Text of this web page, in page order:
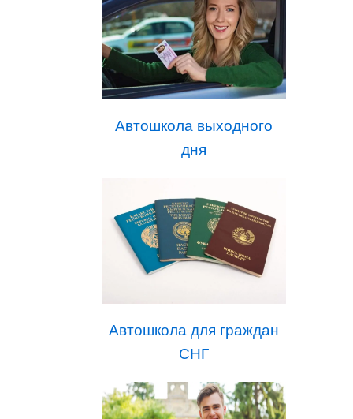
Автошкола выходного
дня
Автошкола для граждан
СНГ